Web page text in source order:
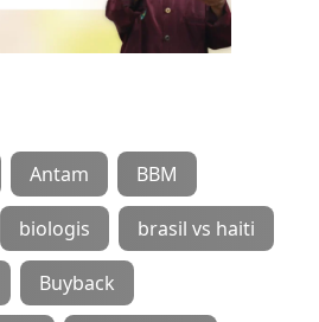
Antam BBM
biologis brasil vs haiti
Buyback